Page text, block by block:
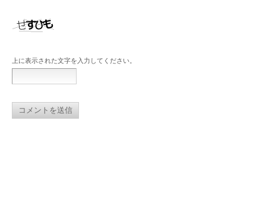
上に表示された文字を入力してください。